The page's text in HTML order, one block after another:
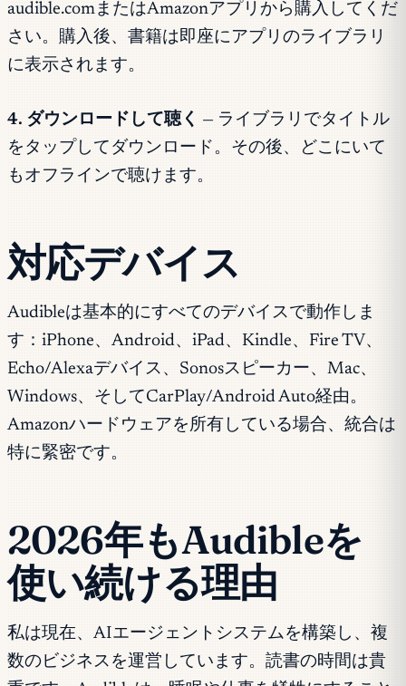
audible.comまたはAmazonアプリから購入してくだ
さい。購入後、書籍は即座にアプリのライブラリ
に表示されます。
4. ダウンロードして聴く — ライブラリでタイトル
をタップしてダウンロード。その後、どこにいて
もオフラインで聴けます。
対応デバイス
Audibleは基本的にすべてのデバイスで動作しま
す：iPhone、Android、iPad、Kindle、Fire TV、
Echo/Alexaデバイス、Sonosスピーカー、Mac、
Windows、そしてCarPlay/Android Auto経由。
Amazonハードウェアを所有している場合、統合は
特に緊密です。
2026年もAudibleを
使い続ける理由
私は現在、AIエージェントシステムを構築し、複
数のビジネスを運営しています。読書の時間は貴